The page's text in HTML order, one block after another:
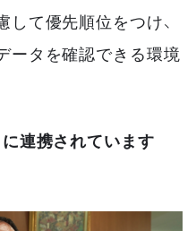
て優先順位をつけ、
ータを確認できる環境
連携されています